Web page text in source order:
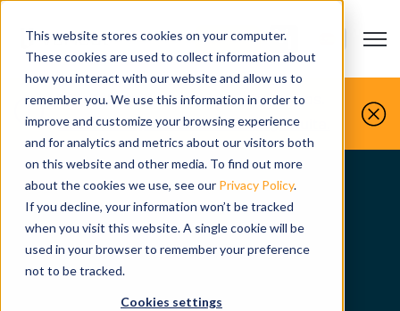
This website stores cookies on your computer.
These cookies are used to collect information about
how you interact with our website and allow us to
remember you. We use this information in order to
improve and customize your browsing experience
and for analytics and metrics about our visitors both
on this website and other media. To find out more
about the cookies we use, see our Privacy Policy.
If you decline, your information won’t be tracked
when you visit this website. A single cookie will be
used in your browser to remember your preference
not to be tracked.
Cookies settings
Open
CONTACTO Show
Tú lo fabricas, nosotros lo simulamos.
Reserva hoy tu demostración gratuita.
Póngase en
contacto con
nosotros